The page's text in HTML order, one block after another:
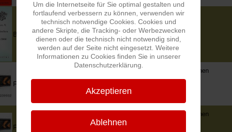
Buch 25 Jahre Pfälzerwald-Verein PWV
Film
SWR- Fernsehen
Film Thalfröschen
SWR- Fernsehen
Um die Internetseite für Sie optimal gestalten und
fortlaufend verbessern zu können, verwenden wir
technisch notwendige Cookies. Cookies und
andere Skripte, die Tracking- oder Werbezwecken
dienen oder die technisch nicht notwendig sind,
werden auf der Seite nicht eingesetzt. Weitere
Informationen zu Cookies finden Sie in unserer
Datenschutzerklärung.
Akzeptieren
Ablehnen